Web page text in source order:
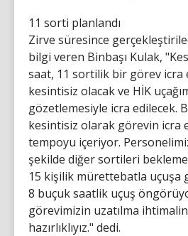
11 sorti planlandı
Zirve süresince
bilgi veren Binbaşı Kulak,
saat, 11 sortilik bir görev icra
kesintisiz olacak ve HİK
gözetlemesiyle icra edilecek.
kesintisiz olarak görevin icra
tempoyu içeriyor.
şekilde diğer sortileri
15 kişilik mürettebatla uçuşa
8 buçuk saatlik uçuş
görevimizin uzatılma
hazırlıklıyız." dedi.